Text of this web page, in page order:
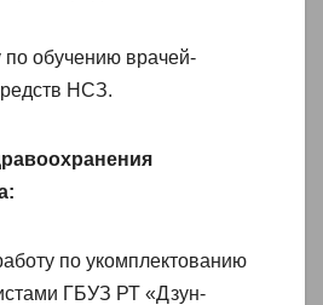
по обучению врачей-
НСЗ.
по укомплектованию
ГБУЗ РТ «Дзун-